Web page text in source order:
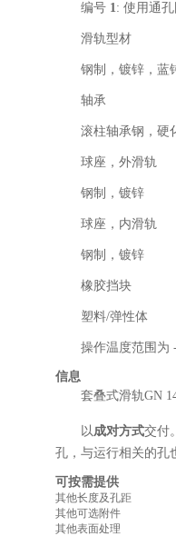
编号 1: 使用通
滑轨型材
钢制，镀锌，蓝
轴承
滚柱轴承钢，硬
球座，外滑轨
钢制，镀锌
球座，内滑轨
钢制，镀锌
橡胶挡块
塑料/弹性体
操作温度范围为
信息
套叠式滑轨GN
以 成对方式交付
孔，与运行相关的孔
可按需提供
其他长度及孔距
其他可选附件
其他表面处理